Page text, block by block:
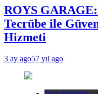
ROYS GARAGE:
Tecrübe ile
Hizmeti
3 ay ago57 yıl ago